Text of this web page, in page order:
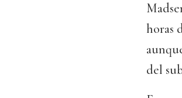
horas
del